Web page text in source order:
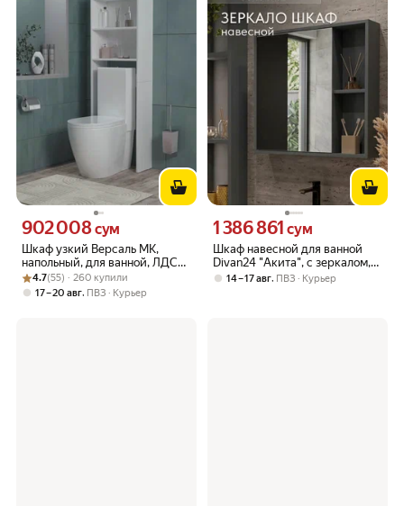
Шкаф узкий Версаль МК,
напольный, для ванной, ЛДСП,
50x151,8x22 см
Цена 902008 сум вместо
902 008сум
Рейтинг товара: 4.7 из 5
Оценок: (55) · 260 купили
4.7(55) · 260 купили
17 – 20 авг, ПВЗ Курьер
Шкаф навесной для ванной
Divan24 "Акита", с зеркалом,
графит, ЛДСП, крепление к
Цена 1386861 сум вместо
1 386 861 сум
14 – 17 авг, ПВЗ Курьер